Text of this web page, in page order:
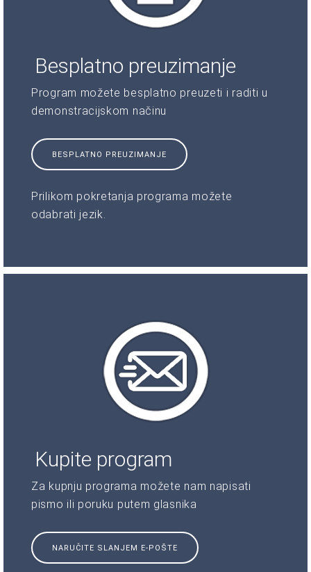
Besplatno preuzimanje
Program možete besplatno preuzeti i raditi u
demonstracijskom načinu
BESPLATNO PREUZIMANJE
Prilikom pokretanja programa možete
odabrati jezik.
Kupite program
Za kupnju programa možete nam napisati
pismo ili poruku putem glasnika
NARUČITE SLANJEM E-POŠTE